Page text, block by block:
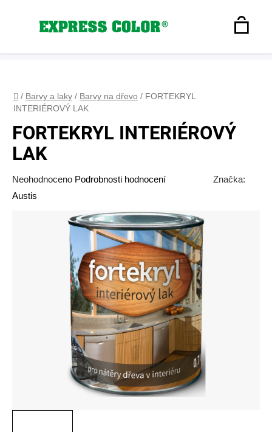
Hledat
Domů
/ Barvy a laky / Barvy na dřevo / FORTEKRYL
INTERIÉROVÝ LAK
FORTEKRYL INTERIÉROVÝ
LAK
Průměrné
hodnocení
Neohodnoceno Podrobnosti hodnocení
Značka:
Austis